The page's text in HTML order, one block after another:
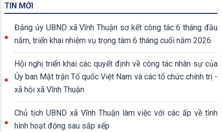
TIN MỚI
Đảng ủy UBND xã Vĩnh Thuận sơ kết công tác 6 tháng đầu
năm, triển khai nhiệm vụ trọng tâm 6 tháng cuối năm 2026
Hội nghị triển khai các quyết định về công tác nhân sự của
Ủy ban Mặt trận Tổ quốc Việt Nam và các tổ chức chính trị -
xã hội xã Vĩnh Thuận
Chủ tịch UBND xã Vĩnh Thuận làm việc với các ấp về tình
hình hoạt động sau sắp xếp